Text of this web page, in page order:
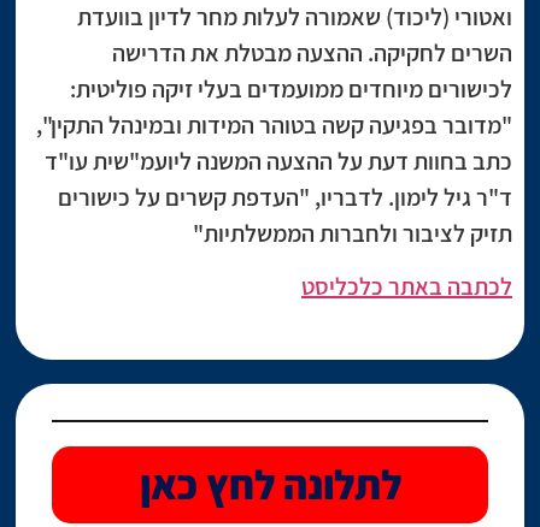
ואטורי (ליכוד) שאמורה לעלות מחר לדיון בוועדת
השרים לחקיקה. ההצעה מבטלת את הדרישה
לכישורים מיוחדים ממועמדים בעלי זיקה פוליטית:
"מדובר בפגיעה קשה בטוהר המידות ובמינהל התקין",
כתב בחוות דעת על ההצעה המשנה ליועמ"שית עו"ד
ד"ר גיל לימון. לדבריו, "העדפת קשרים על כישורים
תזיק לציבור ולחברות הממשלתיות"
לכתבה באתר כלכליסט
לתלונה לחץ כאן